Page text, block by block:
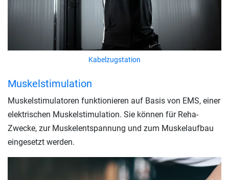
Kabelzugstation
Muskelstimulation
Muskelstimulatoren funktionieren auf Basis von EMS, einer
elektrischen Muskelstimulation. Sie können für Reha-
Zwecke, zur Muskelentspannung und zum Muskelaufbau
eingesetzt werden.